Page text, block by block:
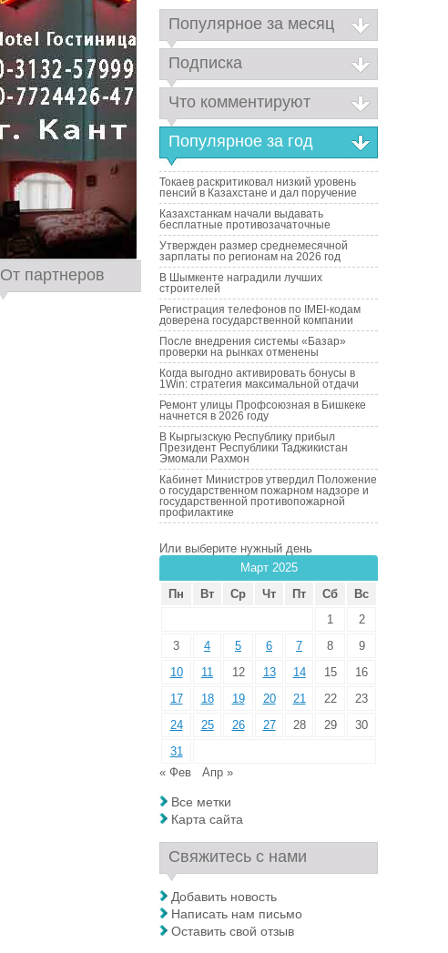
От партнеров
Популярное за месяц
Подписка
Что комментируют
Популярное за год
Токаев раскритиковал низкий уровень
пенсий в Казахстане и дал поручение
Казахстанкам начали выдавать
бесплатные противозачаточные
Утвержден размер среднемесячной
зарплаты по регионам на 2026 год
В Шымкенте наградили лучших
строителей
Регистрация телефонов по IMEI-кодам
доверена государственной компании
После внедрения системы «Базар»
проверки на рынках отменены
Когда выгодно активировать бонусы в
1Win: стратегия максимальной отдачи
Ремонт улицы Профсоюзная в Бишкеке
начнется в 2026 году
В Кыргызскую Республику прибыл
Президент Республики Таджикистан
Эмомали Рахмон
Кабинет Министров утвердил Положение
о государственном пожарном надзоре и
государственной противопожарной
профилактике
Или выберите нужный день
Март 2025
Пн
Вт Ср Чт Пт Сб
Вс
1
2
3
4 5 6 7 8
9
10
11 12 13 14 15
16
17
18 19 20 21 22
23
24
25 26 27 28 29
30
31
« Фев
Апр »
Все метки
Карта сайта
Свяжитесь с нами
Добавить новость
Написать нам письмо
Оставить свой отзыв